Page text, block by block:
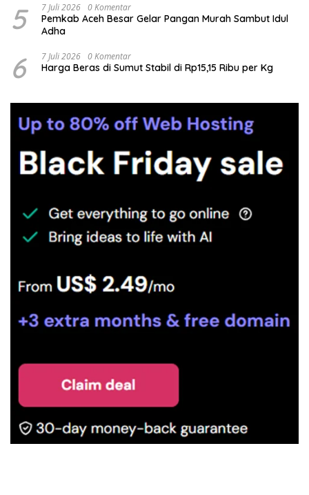
5 7 Juli 2026 0 Komentar
Pemkab Aceh Besar Gelar Pangan Murah Sambut Idul
Adha
6 7 Juli 2026 0 Komentar
Harga Beras di Sumut Stabil di Rp15,15 Ribu per Kg